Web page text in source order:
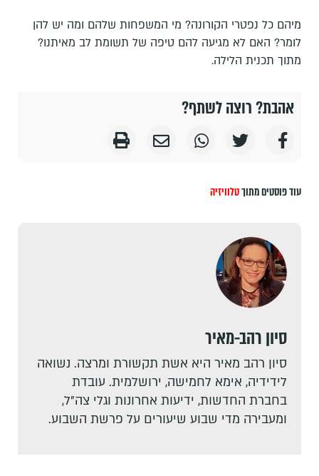
מיהם כל נפטרי הקורונה? מי המשפחות שלהם ומה יש להן
לומר? האם לא מגיעה להם טיפה של תשומת לב מאיתנו?
מתוך תכנית הלילה.
אהבת? רוצה לשתף?
עוד פוסטים מתוךטלוויזיה
סיון רהב-מאיר
סיון רהב מאיר היא אשת תקשורת ומרצה. נשואה
לידידיה, אימא לחמישה, ירושלמית. עובדת
בחברת החדשות, ידיעות אחרונות וגלי צה"ל,
ומעבירה מדי שבוע שיעורים על פרשת השבוע.